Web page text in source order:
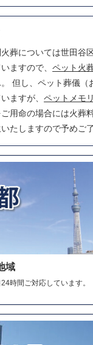
葬については世田谷
ますので、ペット火
但し、ペット葬儀（
ますが、ペットメモ
用命の場合には火葬
たしますので予めご
域
時間ご対応しています。